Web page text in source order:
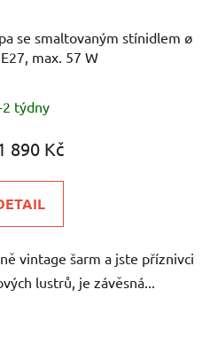
se smaltovaným stínidlem ø
max. 57 W
2 týdny
890 Kč
vintage šarm a jste příznivci
lustrů, je závěsná...